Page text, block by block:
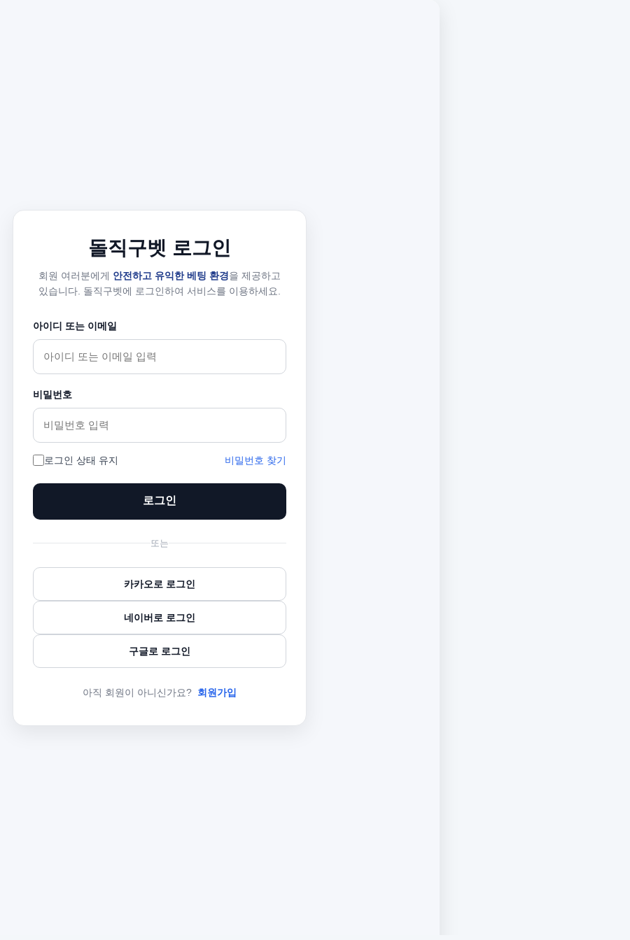
돌직구벳 로그인
회원 여러분에게 안전하고 유익한 베팅 환경을 제공하고
있습니다. 돌직구벳에 로그인하여 서비스를 이용하세요.
아이디 또는 이메일
비밀번호
로그인 상태 유지 비밀번호 찾기
로그인
또는
카카오로 로그인
네이버로 로그인
구글로 로그인
아직 회원이 아니신가요? 회원가입